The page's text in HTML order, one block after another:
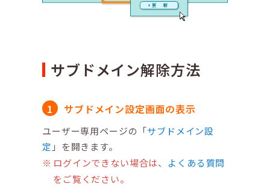
サブドメイン解除方法
サブドメイン設定画面の表示
ユーザー専用ページの「サブドメイン設
定 」を開きます。
ログインできない場合は、 よくある質問
をご覧ください。